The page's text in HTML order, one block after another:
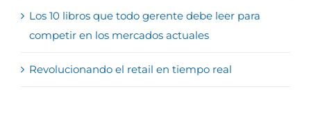
Los 10 libros que todo gerente debe leer para
competir en los mercados actuales
Revolucionando el retail en tiempo real